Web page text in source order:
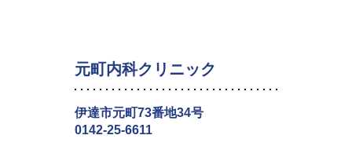
元町内科クリニック
伊達市元町73番地34号
0142-25-6611